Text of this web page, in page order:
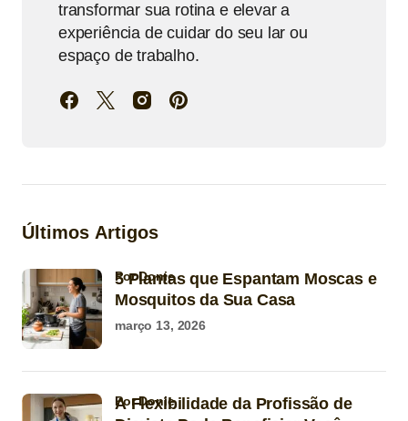
transformar sua rotina e elevar a
experiência de cuidar do seu lar ou
espaço de trabalho.
Últimos Artigos
5 Plantas que Espantam Moscas e
Mosquitos da Sua Casa
por Donie
março 13, 2026
A Flexibilidade da Profissão de
por Donie